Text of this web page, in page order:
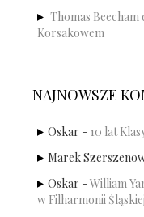
Thomas
Korsakowem
NAJNOWSZE
Oskar - 10 lat
Marek
Oskar - William
w Filharmonii Śląskiej